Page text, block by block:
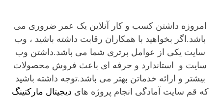
امروزه داشتن کسب و کار آنلاین یک عمر ضروری می
باشد.اگر بخواهید با همکاران رقابت داشته باشید ، وب
سایت یکی از عوامل برتری شما می باشد.داشتن وب
سایت و استاندارد و حرفه ای باعث فروش محصولات
بیشتر و ارائه خدماتن بهتر می باشد.توجه داشته باشید
که قم سایت آمادگی انجام پروژه های دیجیتال مارکتینگ